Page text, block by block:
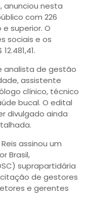
anunciou nesta
com 226
superior. O
sociais e os
analista de gestão
assistente
clínico, técnico
bucal. O edital
divulgado ainda
assinou um
Brasil,
suprapartidária
de gestores
e gerentes